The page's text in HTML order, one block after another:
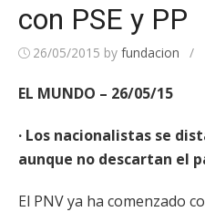
con PSE y PP
26/05/2015 by fundacion /
EL MUNDO – 26/05/15
· Los nacionalistas se
aunque no descartan el
El PNV ya ha comenzado